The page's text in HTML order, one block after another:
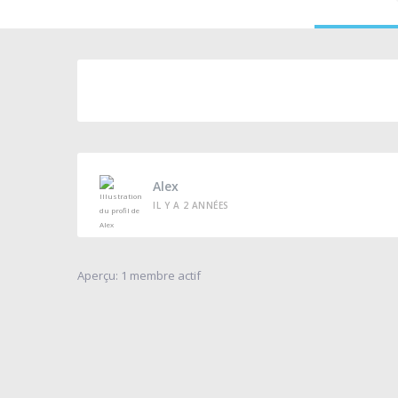
Alex
IL Y A 2 ANNÉES
Aperçu: 1 membre actif